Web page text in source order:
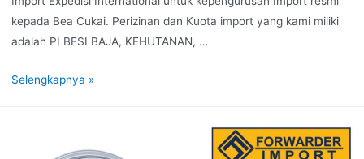
kepada Bea Cukai. Perizinan dan Kuota import yang kami miliki
adalah PI BESI BAJA, KEHUTANAN, …
Selengkapnya »